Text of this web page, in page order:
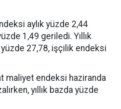
aylık yüzde 2,44
1,49 geriledi. Yıllık
27,78, işçilik endeksi
maliyet endeksi haziranda
yıllık bazda yüzde